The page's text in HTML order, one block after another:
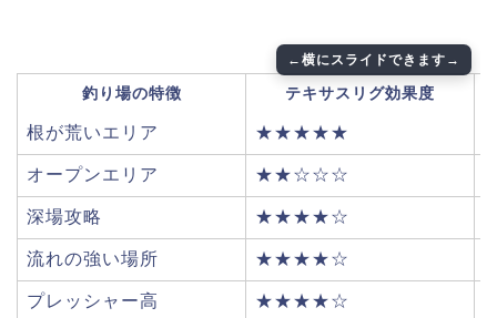
釣り場の特徴 テキサスリグ効果度
根が荒いエリア ★★★★★
オープンエリア ★★☆☆☆
深場攻略 ★★★★☆
流れの強い場所 ★★★★☆
プレッシャー高 ★★★★☆